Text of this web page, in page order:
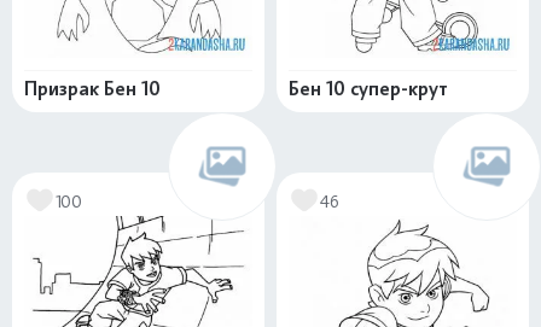
Призрак Бен 10 Бен 10 супер-крут
100 46